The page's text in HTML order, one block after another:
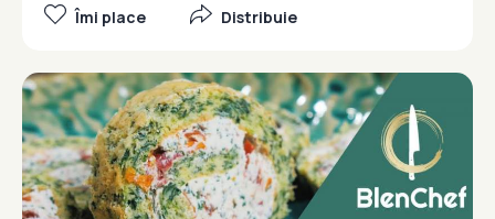
Îmi place Distribuie